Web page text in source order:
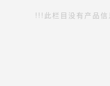
!!!此栏目没有产品